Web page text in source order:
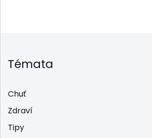
Témata
Chuť
Zdraví
Tipy